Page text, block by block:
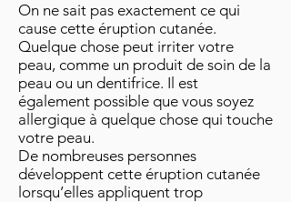
On ne sait pas exactement ce qui
cause cette éruption cutanée.
Quelque chose peut irriter votre
peau, comme un produit de soin de la
peau ou un dentifrice. Il est
également possible que vous soyez
allergique à quelque chose qui touche
votre peau.
De nombreuses personnes
développent cette éruption cutanée
lorsqu’elles appliquent trop